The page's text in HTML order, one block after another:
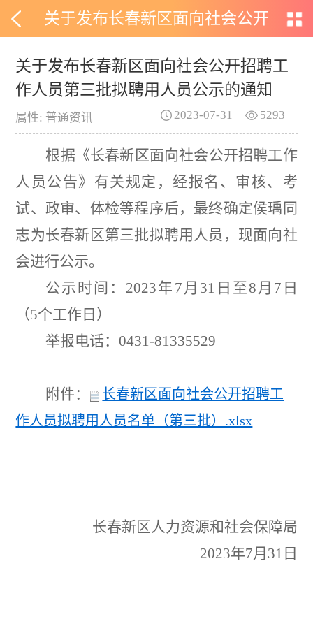
关于发布长春新区面向社会公开
招聘工作人员第三批拟聘用人员
公示的通知
关于发布长春新区面向社会公开招聘工
作人员第三批拟聘用人员公示的通知
属性: 普通资讯 5293
2023-07-31
根据《长春新区面向社会公开招聘工作
人员公告》有关规定，经报名、审核、考
试、政审、体检等程序后，最终确定侯瑀同
志为长春新区第三批拟聘用人员，现面向社
会进行公示。
公示时间： 2023年 7 月 31 日至8 月 7 日
（5个工作日）
举报电话：0431-81335529
附件：
长春新区面向社会公开招聘工
作人员拟聘用人员名单（第三批）.xlsx
长春新区人力资源和社会保障局
2023年7月 31 日